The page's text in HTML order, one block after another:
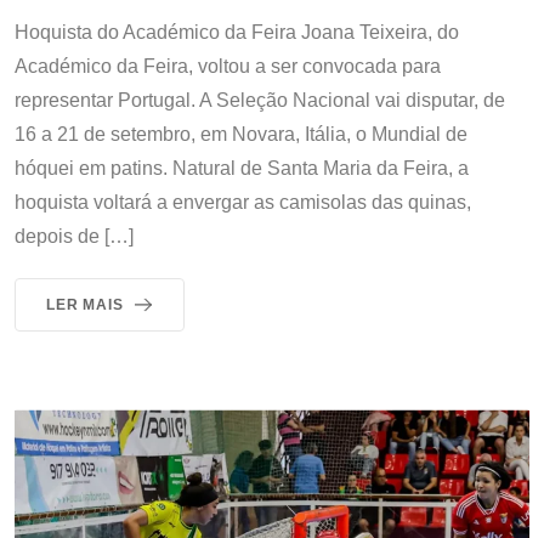
Hoquista do Académico da Feira Joana Teixeira, do
Académico da Feira, voltou a ser convocada para
representar Portugal. A Seleção Nacional vai disputar, de
16 a 21 de setembro, em Novara, Itália, o Mundial de
hóquei em patins. Natural de Santa Maria da Feira, a
hoquista voltará a envergar as camisolas das quinas,
depois de […]
LER MAIS